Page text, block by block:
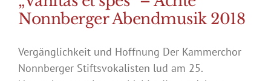
Nonnberger Abendmusik 2018
Vergänglichkeit und Hoffnung Der Kammerchor
Nonnberger Stiftsvokalisten lud am 25.